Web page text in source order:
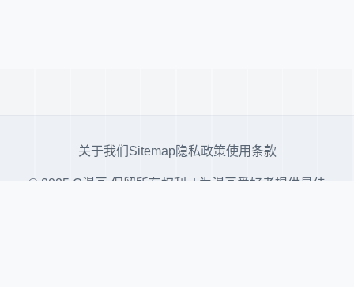
关于我们 Sitemap隐私政策使用条款
© 2025 Q漫画 保留所有权利. | 为漫画爱好者提供最佳